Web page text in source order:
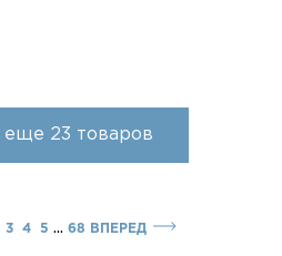
еще 23 товаров
3 4 5 ... 68 ВПЕРЕД